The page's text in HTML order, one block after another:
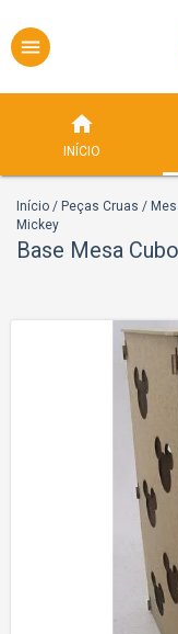
INÍCIO
Início / Peças Cruas /
Mickey
Base Mesa